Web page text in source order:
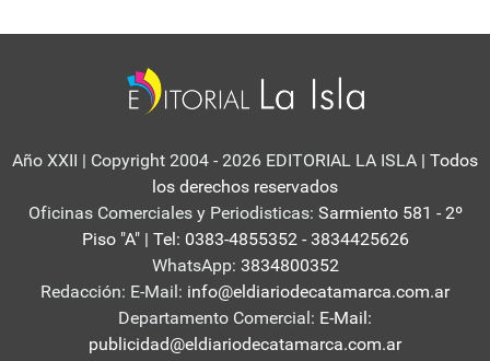
Año XXII | Copyright 2004 - 2026 EDITORIAL LA ISLA | Todos
los derechos reservados
Oficinas Comerciales y Periodisticas: Sarmiento 581 - 2º
Piso "A" | Tel: 0383-4855352 - 3834425626
WhatsApp: 3834800352
Redacción: E-Mail: info@eldiariodecatamarca.com.ar
Departamento Comercial: E-Mail:
publicidad@eldiariodecatamarca.com.ar